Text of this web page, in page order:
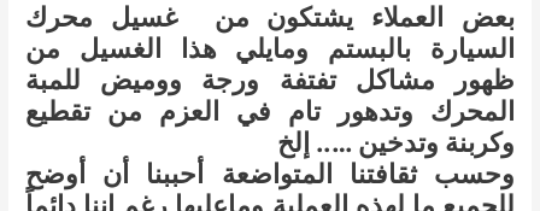
بعض العملاء يشتكون من غسيل محرك
السيارة بالبستم ومايلي هذا الغسيل من
ظهور مشاكل تفتفة ورجة ووميض للمبة
المحرك وتدهور تام في العزم من تقطيع
وكربنة وتدخين ….. إلخ
وحسب ثقافتنا المتواضعة أحببنا أن أوضح